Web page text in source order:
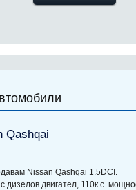
Qashqai
Nissan Qashqai 1.5DCI.
дизелов двигател, 110к.с.